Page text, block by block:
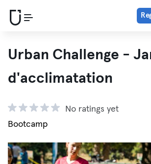
Urban Challenge -
d'acclimatation
No ratings yet
Bootcamp